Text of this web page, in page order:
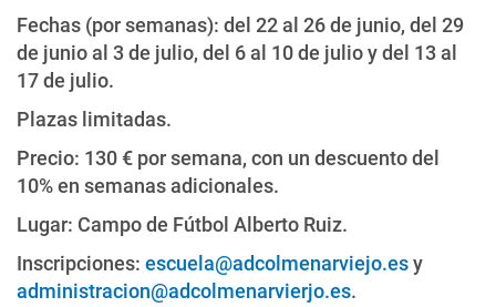
Fechas (por semanas): del 22 al 26 de junio, del 29
de junio al 3 de julio, del 6 al 10 de julio y del 13 al
17 de julio.
Plazas limitadas.
Precio: 130 € por semana, con un descuento del
10% en semanas adicionales.
Lugar: Campo de Fútbol Alberto Ruiz.
Inscripciones: escuela@adcolmenarviejo.esy
administracion@adcolmenarvierjo.es.